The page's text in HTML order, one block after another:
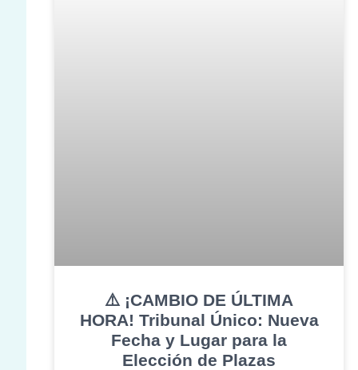
⚠️ ¡CAMBIO DE ÚLTIMA
HORA! Tribunal Único: Nueva
Fecha y Lugar para la
Elección de Plazas